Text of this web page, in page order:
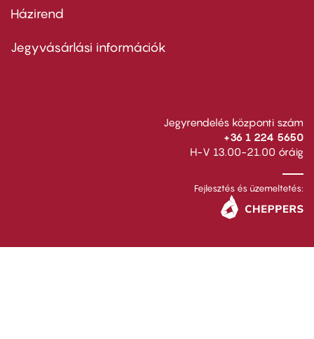
Footer
second
Házirend
Jegyvásárlási információk
Jegyrendelés központi szám
+36 1 224 5650
H-V 13.00-21.00 óráig
Fejlesztés és üzemeltetés: